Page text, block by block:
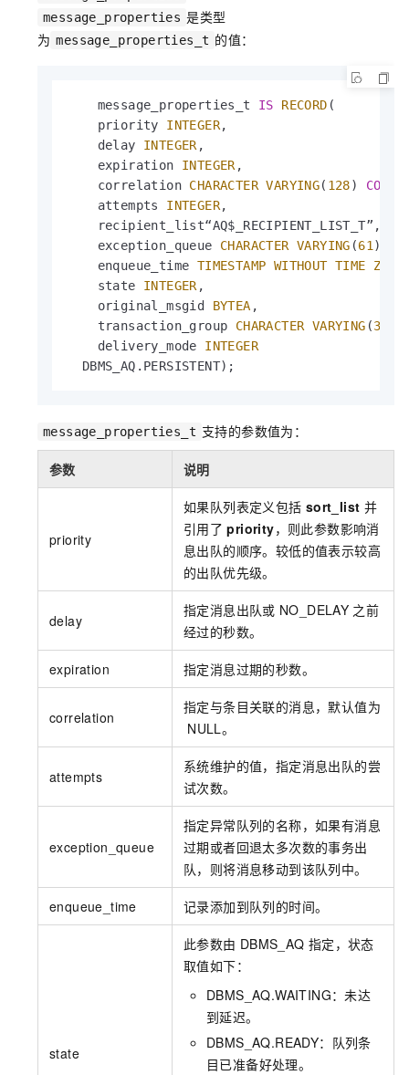
message_properties 是类型
为 message_properties_t 的值：
    message_properties_t
IS RECORD (
    priority
INTEGER,
    delay
INTEGER,
    expiration
INTEGER,
    correlation
CHARACTER VARYING( 128)
    attempts
INTEGER,
    recipient_list“AQ$_RECIPIENT_LIST_T”,
    exception_queue
CHARACTER VARYING (61)
    enqueue_time
TIMESTAMP WITHOUT TIME ZONE
    state
INTEGER,
    original_msgid
BYTEA ,
    transaction_group
CHARACTER VARYING (30
    delivery_mode
INTEGER
  DBMS_AQ.PERSISTENT);
message_properties_t 支持的参数值为：
参数 说明
priority
如果队列表定义包括 sort_list 并
引用了 priority，则此参数影响消
息出队的顺序。较低的值表示较高
的出队优先级。
delay
指定消息出队或 NO_DELAY 之前
经过的秒数。
expiration 指定消息过期的秒数。
correlation
指定与条目关联的消息，默认值为
NULL。
attempts
系统维护的值，指定消息出队的尝
试次数。
exception_queue
指定异常队列的名称，如果有消息
过期或者回退太多次数的事务出
队，则将消息移动到该队列中。
enqueue_time 记录添加到队列的时间。
state
此参数由 DBMS_AQ 指定，状态
取值如下：
DBMS_AQ.WAITING：未达
到延迟。
DBMS_AQ.READY：队列条
目已准备好处理。